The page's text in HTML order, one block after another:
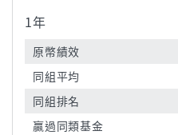
1年
原幣績效
同組平均
同組排名
贏過同類基金